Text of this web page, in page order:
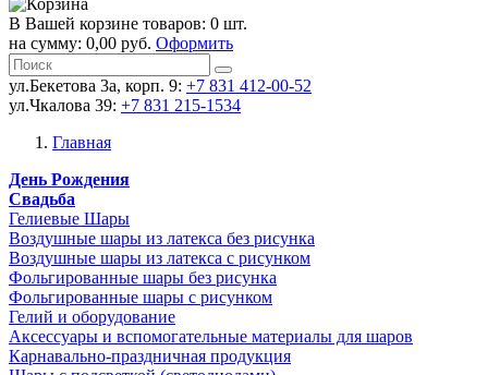
В Вашей корзине товаров: 0 шт.
на сумму: 0,00 руб. Оформить
ул.Бекетова 3а, корп. 9: +7 831 412-00-52
ул.Чкалова 39: +7 831 215-1534
Главная
День Рождения
Свадьба
Гелиевые Шары
Воздушные шары из латекса без рисунка
Воздушные шары из латекса с рисунком
Фольгированные шары без рисунка
Фольгированные шары с рисунком
Гелий и оборудование
Аксессуары и вспомогательные материалы для шаров
Карнавально-праздничная продукция